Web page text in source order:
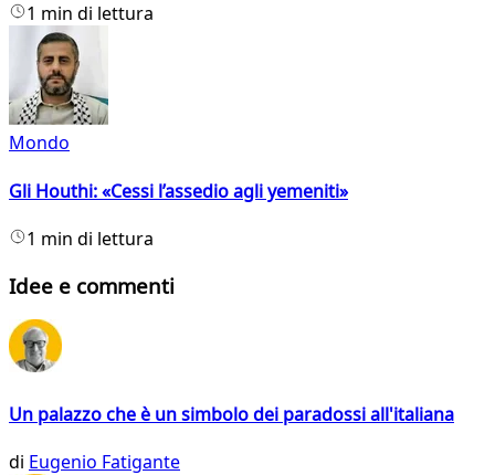
1 min di lettura
Mondo
Gli Houthi: «Cessi l’assedio agli yemeniti»
1 min di lettura
Idee e commenti
Un palazzo che è un simbolo dei paradossi all'italiana
di Eugenio Fatigante